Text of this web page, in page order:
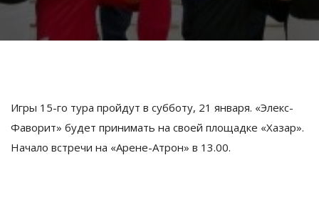
Игры 15-го тура пройдут в субботу, 21 января. «Элекс-
Фаворит» будет принимать на своей площадке «Хазар».
Начало встречи на «Арене-Атрон» в 13.00.